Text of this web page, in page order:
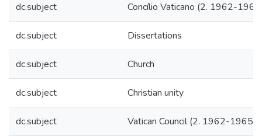
dc.subject Concílio Vaticano (2. 1962-
dc.subject Dissertations
dc.subject Church
dc.subject Christian unity
dc.subject Vatican Council (2. 1962-1965)